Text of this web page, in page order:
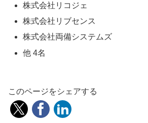
株式会社リコジェ
株式会社リブセンス
株式会社両備システムズ
他 4名
このページをシェアする